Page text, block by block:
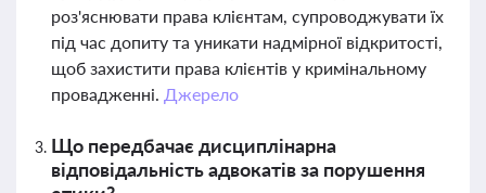
роз'яснювати права клієнтам, супроводжувати їх
під час допиту та уникати надмірної відкритості,
щоб захистити права клієнтів у кримінальному
провадженні. Джерело
Що передбачає дисциплінарна
відповідальність адвокатів за порушення